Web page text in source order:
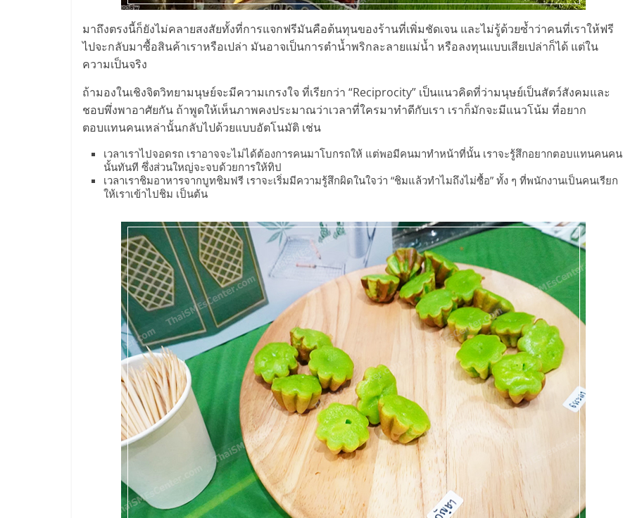
ขา
แฟ
รน
ไชส์,
ศูนย์
รวม
ไชส์
พร้อม
ทำเล
สำหรับ
เปิด
มาถึงตรงนี้ก็ยังไม่คลายสงสัยทั้งที่การแจกฟรีมันคือต้นทุนของร้านที่เพิ่มชัดเจน และไม่รู้ด้วยซ้ำว่าคนที่เราให้ฟรี
ไปจะกลับมาซื้อสินค้าเราหรือเปล่า มันอาจเป็นการตำน้ำพริกละลายแม่น้ำ หรือลงทุนแบบเสียเปล่าก็ได้ แต่ใน
ความเป็นจริง
ถ้ามองในเชิงจิตวิทยามนุษย์จะมีความเกรงใจ ที่เรียกว่า “Reciprocity” เป็นแนวคิดที่ว่ามนุษย์เป็นสัตว์สังคมและ
ชอบพึ่งพาอาศัยกัน ถ้าพูดให้เห็นภาพคงประมาณว่าเวลาที่ใครมาทำดีกับเรา เราก็มักจะมีแนวโน้ม ที่อยาก
ตอบแทนคนเหล่านั้นกลับไปด้วยแบบอัตโนมัติ เช่น
เวลาเราไปจอดรถ เราอาจจะไม่ได้ต้องการคนมาโบกรถให้ แต่พอมีคนมาทำหน้าที่นั้น เราจะรู้สึกอยากตอบแทนคนคน
นั้นทันที ซึ่งส่วนใหญ่จะจบด้วยการให้ทิป
เวลาเราชิมอาหารจากบูทชิมฟรี เราจะเริ่มมีความรู้สึกผิดในใจว่า “ชิมแล้วทำไมถึงไม่ซื้อ” ทั้ง ๆ ที่พนักงานเป็นคนเรียก
ให้เราเข้าไปชิม เป็นต้น